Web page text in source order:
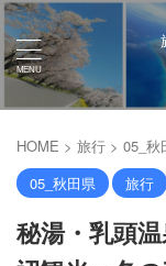
HOME > 旅行 > 05_秋
05_秋田県
旅行
秘湯・乳頭